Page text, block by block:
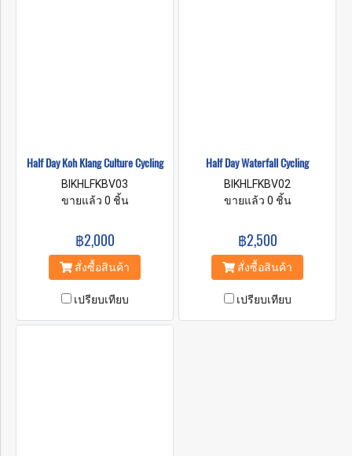
Half Day Koh Klang Culture Cycling
BIKHLFKBV03
ขายแล้ว 0 ชิ้น
฿2,000
สั่งซื้อสินค้า
เปรียบเทียบ
Half Day Waterfall Cycling
BIKHLFKBV02
ขายแล้ว 0 ชิ้น
฿2,500
สั่งซื้อสินค้า
เปรียบเทียบ